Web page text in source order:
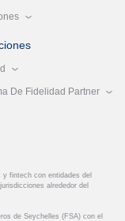
De Fidelidad Partner
fintech con entidades del
alrededor del
de Seychelles (FSA) con el